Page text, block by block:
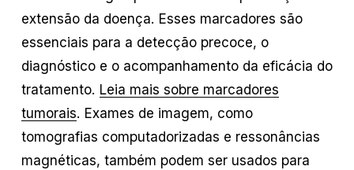
extensão da doença. Esses marcadores são
essenciais para a detecção precoce, o
diagnóstico e o acompanhamento da eficácia do
tratamento. Leia mais sobre marcadores
tumorais. Exames de imagem, como
tomografias computadorizadas e ressonâncias
magnéticas, também podem ser usados para